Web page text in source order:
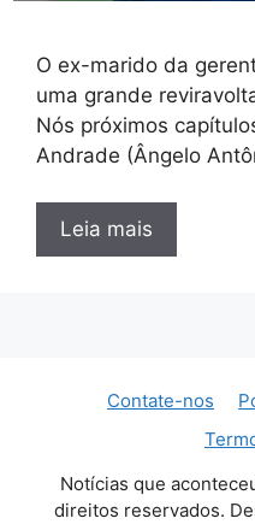
O ex-marido da
uma grande
Nós próximos
Andrade (Ângelo
Leia mais
Contate-nos
Notícias que
direitos reservados.